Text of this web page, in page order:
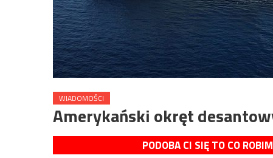
WIADOMOŚCI
Amerykański okręt
PODOBA CI SIĘ TO CO